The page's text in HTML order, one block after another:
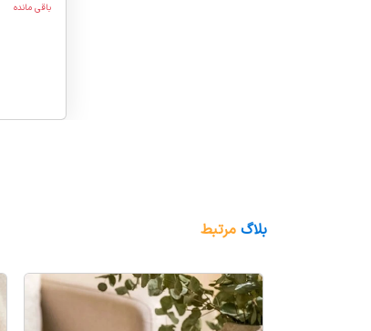
باقی مانده
بلاگ مرتبط